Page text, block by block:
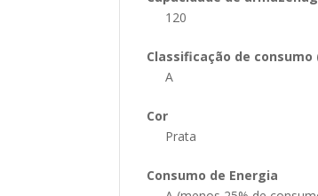
120
Classificação de consumo
A
Cor
Prata
Consumo de Energia